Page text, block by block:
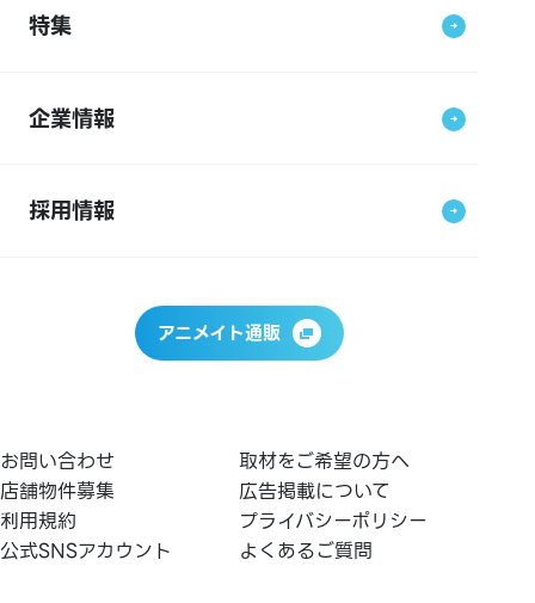
特集
企業情報
採用情報
アニメイト通販
お問い合わせ
取材をご希望の方へ
店舗物件募集
広告掲載について
利用規約
プライバシーポリシー
公式SNSアカウント
よくあるご質問